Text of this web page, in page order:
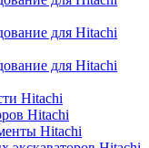
для Hitachi
для Hitachi
Hitachi
Hitachi
Hitachi